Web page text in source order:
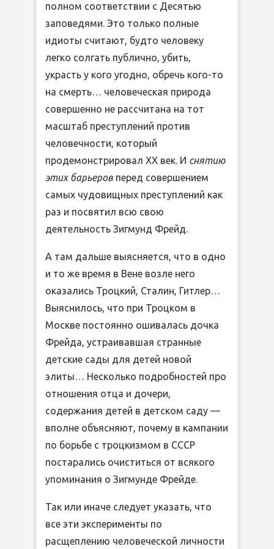
полном соответствии с Десятью
заповедями. Это только полные
идиоты считают, будто человеку
легко солгать публично, убить,
украсть у кого угодно, обречь кого-то
на смерть… человеческая природа
совершенно не рассчитана на тот
масштаб преступлений против
человечности, который
продемонстрировал ХХ век. И снятию
этих барьеров перед совершением
самых чудовищных преступлений как
раз и посвятил всю свою
деятельность Зигмунд Фрейд.
А там дальше выясняется, что в одно
и то же время в Вене возле него
оказались Троцкий, Сталин, Гитлер…
Выяснилось, что при Троцком в
Москве постоянно ошивалась дочка
Фрейда, устраивавшая странные
детские сады для детей новой
элиты… Несколько подробностей про
отношения отца и дочери,
содержания детей в детском саду —
вполне объясняют, почему в кампании
по борьбе с троцкизмом в СССР
постарались очиститься от всякого
упоминания о Зигмунде Фрейде.
Так или иначе следует указать, что
все эти эксперименты по
расщеплению человеческой личности